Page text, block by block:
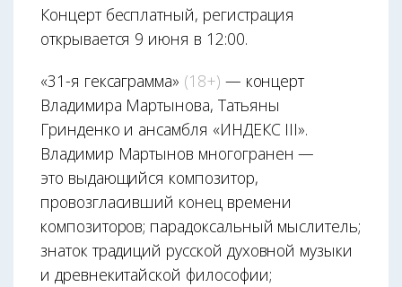
Концерт бесплатный, регистрация
открывается 9 июня в 12:00.
«31-я гексаграмма» (18+) — концерт
Владимира Мартынова, Татьяны
Гринденко и ансамбля «ИНДЕКС III».
Владимир Мартынов многогранен —
это выдающийся композитор,
провозгласивший конец времени
композиторов; парадоксальный мыслитель;
знаток традиций русской духовной музыки
и древнекитайской философии;